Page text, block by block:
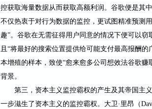
控获取海量数据从而获取高额利润。谷歌便是其
不仅热衷于对行为数据的监控，更试图精准预测
趣”。谷歌在无需征得用户同意的情况下便可以
且“将最好的搜索位置提供给可能支付最高报酬
本增殖的样本，致使“愈来愈多公司想效法谷歌
背景。
第三，资本主义监控霸权的产生及其帝国主义
一步滋生了资本主义的监控霸权。大卫·里昂（